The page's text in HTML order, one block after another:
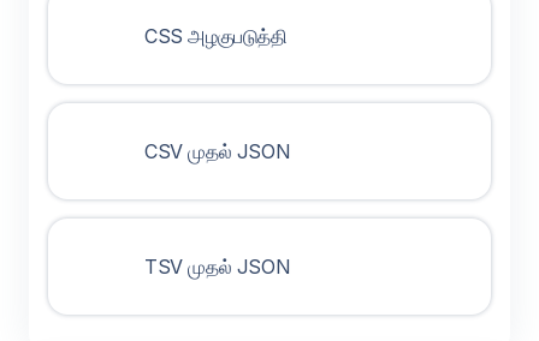
CSS அழகுபடுத்தி
CSV முதல் JSON
TSV முதல் JSON